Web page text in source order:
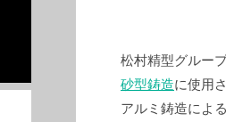
松村精型グルー
砂型鋳造に使用
アルミ鋳造によ